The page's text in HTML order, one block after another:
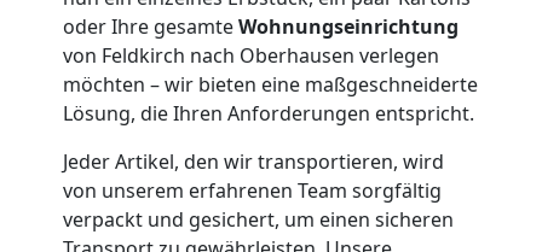
oder Ihre gesamteWohnungseinrichtung
von Feldkirch nach Oberhausen verlegen
möchten – wir bieten eine maßgeschneiderte
Lösung, die Ihren Anforderungen entspricht.
Jeder Artikel, den wir transportieren, wird
von unserem erfahrenen Team sorgfältig
verpackt und gesichert, um einen sicheren
Möbelmontage
Feldkirch
Möbeltransport